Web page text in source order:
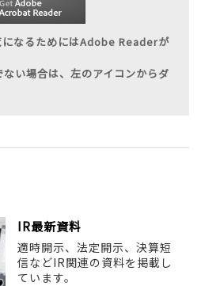
になるためにはAdobe Readerが
い場合は、左のアイコンからダ
IR最新資料
適時開示、法定開示、決算短
信などIR関連の資料を掲載し
ています。